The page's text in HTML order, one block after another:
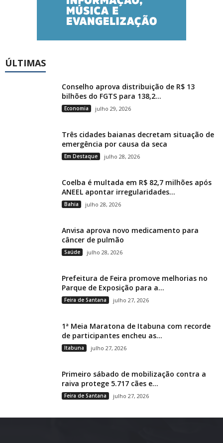
ÚLTIMAS
Conselho aprova distribuição de R$ 13
bilhões do FGTS para 138,2...
Economia julho 29, 2026
Três cidades baianas decretam situação de
emergência por causa da seca
Em Destaque julho 28, 2026
Coelba é multada em R$ 82,7 milhões após
ANEEL apontar irregularidades...
Bahia julho 28, 2026
Anvisa aprova novo medicamento para
câncer de pulmão
Saúde julho 28, 2026
Prefeitura de Feira promove melhorias no
Parque de Exposição para a...
Feira de Santana julho 27, 2026
1ª Meia Maratona de Itabuna com recorde
de participantes encheu as...
Itabuna julho 27, 2026
Primeiro sábado de mobilização contra a
raiva protege 5.717 cães e...
Feira de Santana julho 27, 2026